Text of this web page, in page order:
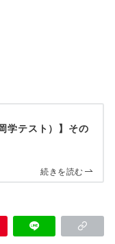
学テスト）】その
続きを読む